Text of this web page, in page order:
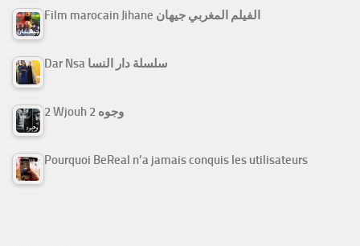
Film marocain Jihane الفيلم المغربي جيهان
Dar Nsa سلسلة دار النسا
2 Wjouh 2 وجوه
Pourquoi BeReal n’a jamais conquis les utilisateurs